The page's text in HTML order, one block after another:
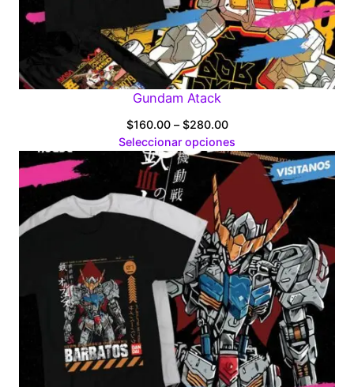
Gundam Atack
$160.00 – $280.00Price
range:
$160.00
through
Seleccionar opciones